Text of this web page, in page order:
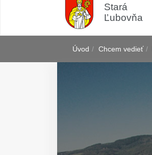
Stará
Ľubovňa
Úvod Chcem vedieť